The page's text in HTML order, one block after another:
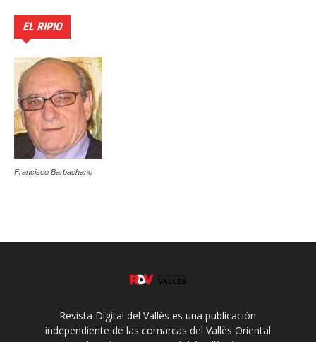
EL RIPIO
Francisco Barbachano
Revista Digital del Vallès es una publicación
independiente de las comarcas del Vallès Oriental